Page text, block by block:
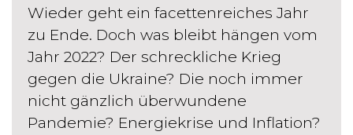
Wieder geht ein facettenreiches Jahr
zu Ende. Doch was bleibt hängen vom
Jahr 2022? Der schreckliche Krieg
gegen die Ukraine? Die noch immer
nicht gänzlich überwundene
Pandemie? Energiekrise und Inflation?